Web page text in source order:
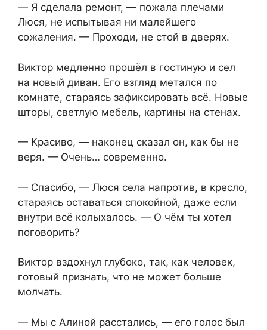
— Я сделала ремонт, — пожала плечами
Люся, не испытывая ни малейшего
сожаления. — Проходи, не стой в дверях.
Виктор медленно прошёл в гостиную и сел
на новый диван. Его взгляд метался по
комнате, стараясь зафиксировать всё. Новые
шторы, светлую мебель, картины на стенах.
— Красиво, — наконец сказал он, как бы не
веря. — Очень… современно.
— Спасибо, — Люся села напротив, в кресло,
стараясь оставаться спокойной, даже если
внутри всё колыхалось. — О чём ты хотел
поговорить?
Виктор вздохнул глубоко, так, как человек,
готовый признать, что не может больше
молчать.
— Мы с Алиной расстались, — его голос был